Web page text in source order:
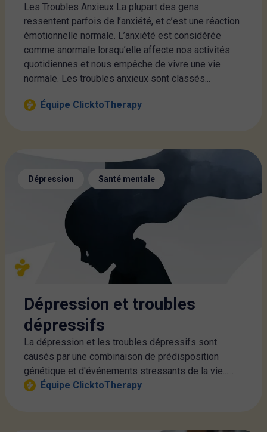
Les Troubles Anxieux La plupart des gens
ressentent parfois de l’anxiété, et c’est une réaction
émotionnelle normale. L’anxiété est considérée
comme anormale lorsqu’elle affecte nos activités
quotidiennes et nous empêche de vivre une vie
normale. Les troubles anxieux sont classés...
Équipe ClicktoTherapy
Dépression Santé mentale
Dépression et troubles
dépressifs
La dépression et les troubles dépressifs sont
causés par une combinaison de prédisposition
génétique et d'événements stressants de la vie......
Équipe ClicktoTherapy